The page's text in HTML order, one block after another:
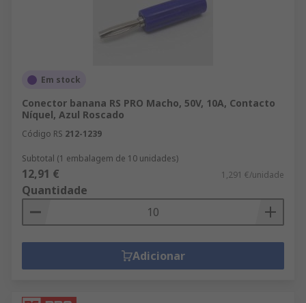
Em stock
Conector banana RS PRO Macho, 50V, 10A, Contacto
Níquel, Azul Roscado
Código RS 212-1239
Subtotal (1 embalagem de 10 unidades)
12,91 € 1,291 €/unidade
Quantidade
Adicionar